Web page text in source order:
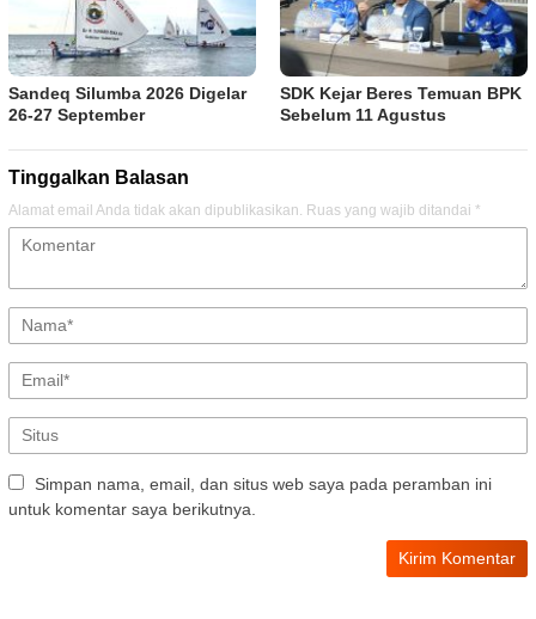
Sandeq Silumba 2026 Digelar
26-27 September
SDK Kejar Beres Temuan BPK
Sebelum 11 Agustus
Tinggalkan Balasan
Alamat email Anda tidak akan dipublikasikan. Ruas yang wajib ditandai *
Simpan nama, email, dan situs web saya pada peramban ini
untuk komentar saya berikutnya.